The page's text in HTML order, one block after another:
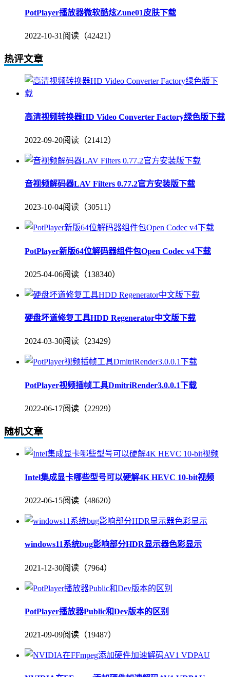
PotPlayer播放器微软酷炫Zune01皮肤下载
2022-10-31 阅读（42421）
热评文章
高清视频转换器HD Video Converter Factory绿色版下载
2022-09-20阅读（21412）
音视频解码器LAV Filters 0.77.2官方安装版下载
2023-10-04阅读（30511）
PotPlayer新版64位解码器组件包Open Codec v4下载
2025-04-06阅读（138340）
硬盘坏道修复工具HDD Regenerator中文版下载
2024-03-30阅读（23429）
PotPlayer视频插帧工具DmitriRender3.0.0.1下载
2022-06-17阅读（22929）
随机文章
Intel集成显卡哪些型号可以硬解4K HEVC 10-bit视频
2022-06-15阅读（48620）
windows11系统bug影响部分HDR显示器色彩显示
2021-12-30阅读（7964）
PotPlayer播放器Public和Dev版本的区别
2021-09-09阅读（19487）